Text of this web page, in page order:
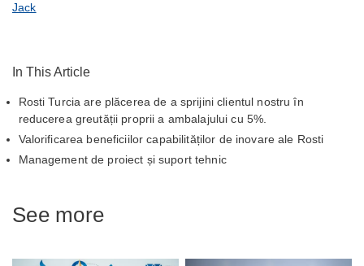
Jack
In This Article
Rosti Turcia are plăcerea de a sprijini clientul nostru în
reducerea greutății proprii a ambalajului cu 5%.
Valorificarea beneficiilor capabilităților de inovare ale Rosti
Management de proiect și suport tehnic
See more